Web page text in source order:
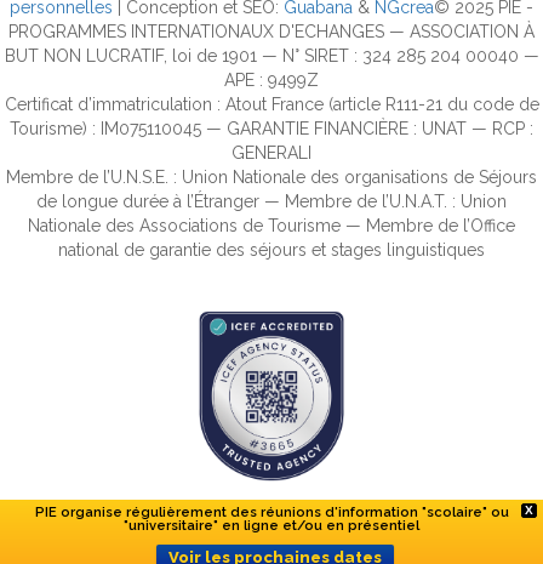
personnelles | Conception et SEO: Guabana & NGcrea© 2025 PIE -
PROGRAMMES INTERNATIONAUX D'ECHANGES — ASSOCIATION À
BUT NON LUCRATIF, loi de 1901 — N° SIRET : 324 285 204 00040 —
APE : 9499Z
Certificat d’immatriculation : Atout France (article R111-21 du code de
Tourisme) : IM075110045 — GARANTIE FINANCIÈRE : UNAT — RCP :
GENERALI
Membre de l’U.N.S.E. : Union Nationale des organisations de Séjours
de longue durée à l’Étranger — Membre de l’U.N.A.T. : Union
Nationale des Associations de Tourisme — Membre de l’Office
national de garantie des séjours et stages linguistiques
X
PIE organise régulièrement des réunions d'information "scolaire" ou
"universitaire" en ligne et/ou en présentiel
Voir les prochaines dates